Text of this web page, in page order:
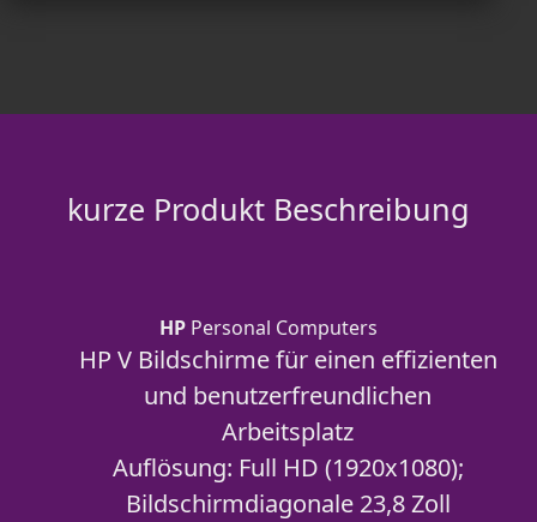
kurze Produkt Beschreibung
HP Personal Computers
HP V Bildschirme für einen effizienten
und benutzerfreundlichen
Arbeitsplatz
Auflösung: Full HD (1920x1080);
Bildschirmdiagonale 23,8 Zoll